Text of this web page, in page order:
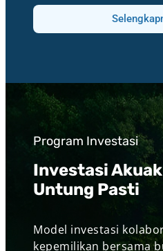
Program Investasi
Investasi
Untung Pasti
Model investasi
kepemilikan bersama